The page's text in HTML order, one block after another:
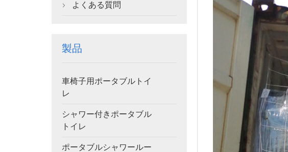
 よくある質問
製品
車椅子用ポータブルトイ
レ
シャワー付きポータブル
トイレ
ポータブルシャワールー